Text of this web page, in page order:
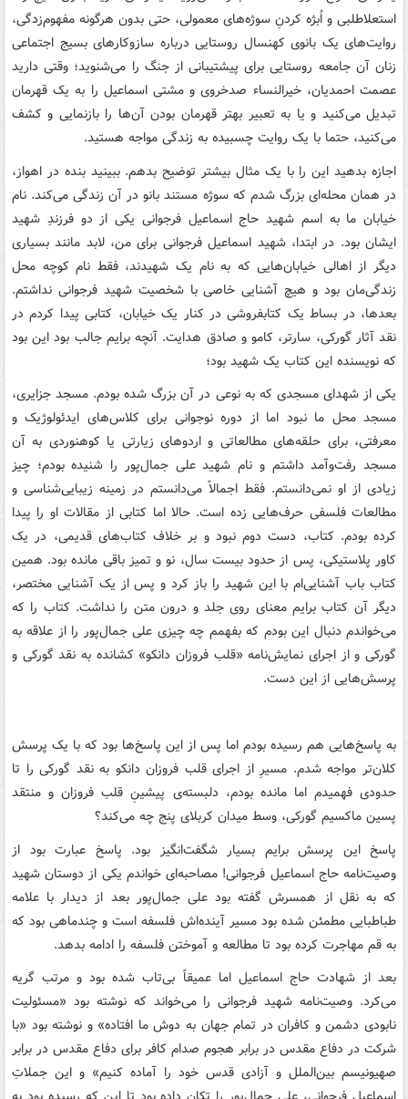
استعلاطلبی و اُبژه کردنِ سوژه‌های معمولی، حتی بدون هرگونه مفهوم‌زدگی،
روایت‌های یک بانوی کهنسال روستایی درباره سازوکارهای بسیج اجتماعی
زنان آن جامعه روستایی برای پیشتیبانی از جنگ را می‌شنوید؛ وقتی دارید
عصمت احمدیان، خیرالنساء صدخروی و مشتی اسماعیل را به یک قهرمان
تبدیل می‌کنید و یا به تعبیر بهتر قهرمان بودن آن‌ها را بازنمایی و کشف
می‌کنید، حتما با یک روایت چسبیده به زندگی مواجه هستید.
اجازه بدهید این را با یک مثال بیشتر توضیح بدهم. ببینید بنده در اهواز،
در همان محله‌ای بزرگ شدم که سوژه مستند بانو در آن زندگی می‌کند. نام
خیابان ما به اسم شهید حاج اسماعیل فرجوانی یکی از دو فرزندِ شهید
ایشان بود. در ابتدا، شهید اسماعیل فرجوانی برای من، لابد مانند بسیاری
دیگر از اهالی خیابان‌هایی که به نام یک شهیدند، فقط نام کوچه محل
زندگی‌مان بود و هیچ آشنایی خاصی با شخصیت شهید فرجوانی نداشتم.
بعدها، در بساط یک کتابفروشی در کنار یک خیابان، کتابی پیدا کردم در
نقد آثار گورکی، سارتر، کامو و صادق هدایت. آنچه برایم جالب بود این بود
که نویسنده این کتاب یک شهید بود؛
یکی از شهدای مسجدی که به نوعی در آن بزرگ شده بودم. مسجد جزایری،
مسجد محل ما نبود اما از دوره نوجوانی برای کلاس‌های ایدئولوژیک و
معرفتی، برای حلقه‌های مطالعاتی و اردوهای زیارتی یا کوهنوردی به آن
مسجد رفت‌وآمد داشتم و نام شهید علی جمال‌پور را شنیده بودم؛ چیز
زیادی از او نمی‌دانستم. فقط اجمالاً می‌دانستم در زمینه زیبایی‌شناسی و
مطالعات فلسفی حرف‌هایی زده است. حالا اما کتابی از مقالات او را پیدا
کرده بودم. کتاب، دست دوم نبود و بر خلاف کتاب‌های قدیمی، در یک
کاور پلاستیکی، پس از حدود بیست سال، نو و تمیز باقی مانده بود. همین
کتاب باب آشنایی‌ام با این شهید را باز کرد و پس از یک آشنایی مختصر،
دیگر آن کتاب برایم معنای روی جلد و درون متن را نداشت. کتاب را که
می‌خواندم دنبال این بودم که بفهمم چه چیزی علی جمال‌پور را از علاقه به
گورکی و از اجرای نمایش‌نامه «قلب فروزان دانکو» کشانده به نقد گورکی و
پرسش‌هایی از این دست.
به پاسخ‌هایی هم رسیده بودم اما پس از این پاسخ‌ها بود که با یک پرسش
کلان‌تر مواجه شدم. مسیرِ از اجرای قلب فروزان دانکو به نقد گورکی را تا
حدودی فهمیدم اما مانده بودم، دلبسته‌ی پیشینِ قلب فروزان و منتقد
پسین ماکسیم گورکی، وسط میدان کربلای پنج چه می‌کند؟
پاسخ این پرسش برایم بسیار شگفت‌انگیز بود. پاسخ عبارت بود از
وصیت‌نامه حاج اسماعیل فرجوانی! مصاحبه‌ای خواندم یکی از دوستان شهید
که به نقل از همسرش گفته بود علی جمال‌پور بعد از دیدار با علامه
طباطبایی مطمئن شده بود مسیر آینده‌اش فلسفه است و چندماهی بود که
به قم مهاجرت کرده بود تا مطالعه و آموختن فلسفه را ادامه بدهد.
بعد از شهادت حاج اسماعیل اما عمیقاً بی‌تاب شده بود و مرتب گریه
می‌کرد. وصیت‌نامه شهید فرجوانی را می‌خواند که نوشته بود «مسئولیت
نابودی دشمن و کافران در تمام جهان به دوش ما افتاده» و نوشته بود «با
شرکت در دفاع مقدس در برابر هجوم صدام کافر برای دفاع مقدس در برابر
صهیونیسم بین‌الملل و آزادی قدس خود را آماده کنیم» و این جملاتِ